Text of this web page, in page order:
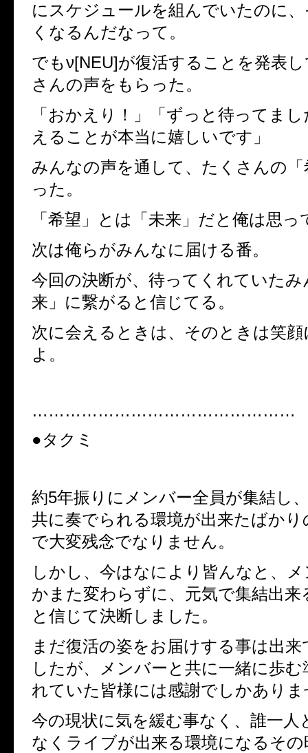
にスケジュールを組んでいたのに
くなるんだなって。
でもν[NEU]が復活することを発表
さんの声をもらった。
「おかえり！」「ずっと待ってま
えることが本当に嬉しいです」
みんなの声を通して、たくさんの
った。
「希望」とは「未来」だと俺は思っ
次は俺らがみんなに届ける番。
今回の決断が、待ってくれていた
来」に繋がると信じてる。
次に会えるときは、そのときは笑
よ。
…………………………………………
●タクミ
約5年振りにメンバー全員が集結し
共に奏でられる環境が出来たばか
で大変残念でなりません。
しかし、今はなにより皆んなと、
かまた変わらずに、元気で集結出来
と信じて決断しました。
まだ復活の姿をお届けする事は出
したが、メンバーと共に一緒に歩
れていた皆様には感謝でしかあり
今の現状に気を緩む事なく、誰一人
なくライブが出来る環境になるそ